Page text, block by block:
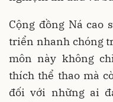
Cộng đồng Ná cao
triển nhanh chóng
môn này không
thích thể thao mà
đối với những ai